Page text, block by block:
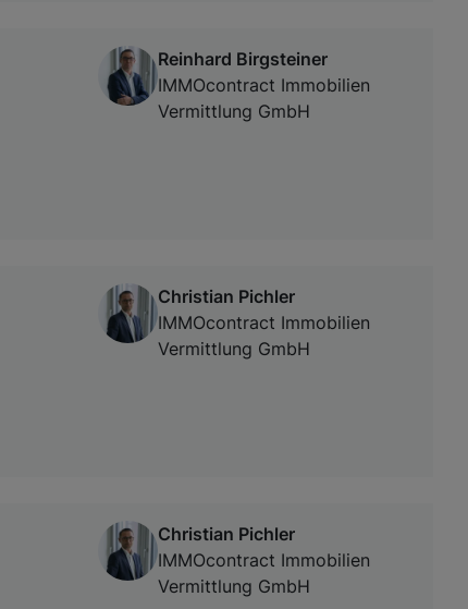
Reinhard Birgsteiner
IMMOcontract Immobilien
Vermittlung GmbH
Christian Pichler
IMMOcontract Immobilien
Vermittlung GmbH
Christian Pichler
IMMOcontract Immobilien
Vermittlung GmbH